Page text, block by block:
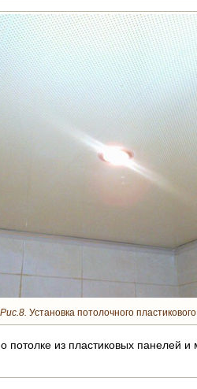
Рис.8. Установка потолочного
потолке из пластиковых панелей